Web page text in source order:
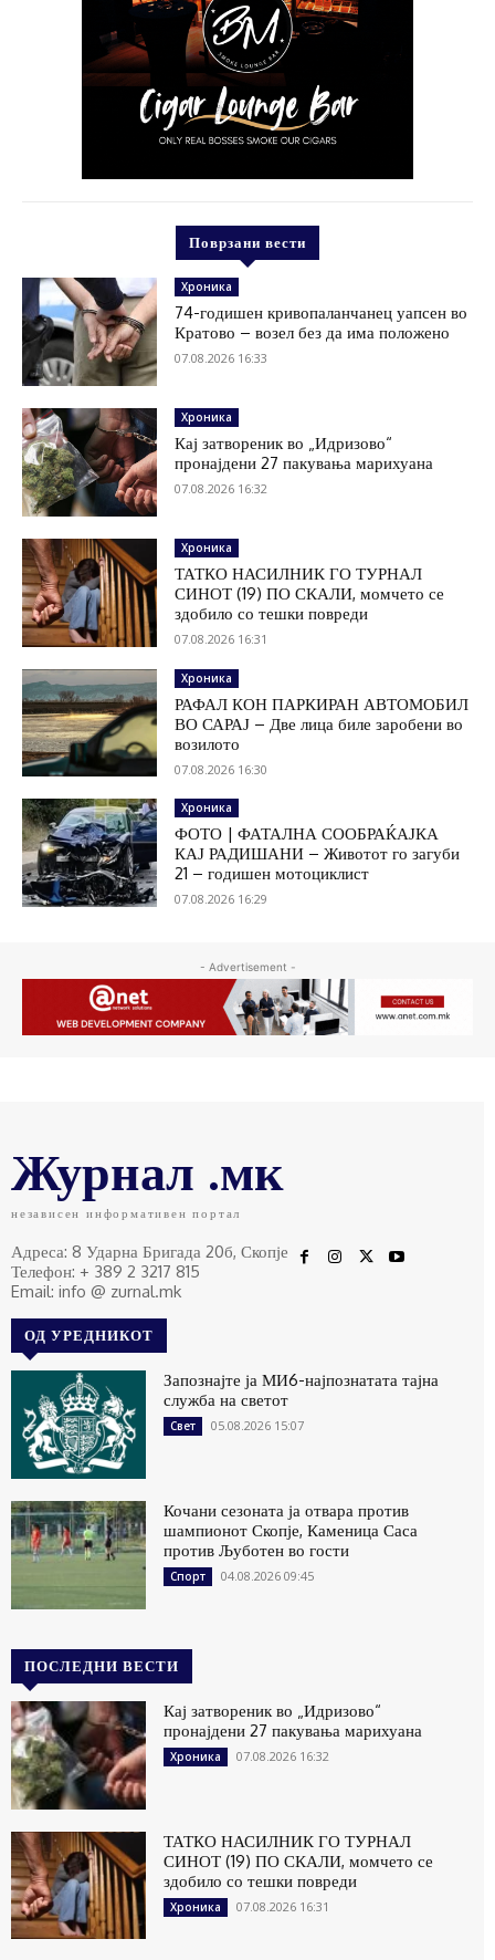
Поврзани вести
Хроника
74-годишен кривопаланчанец уапсен во
Кратово – возел без да има положено
07.08.2026 16:33
Хроника
Кај затвореник во „Идризово“
пронајдени 27 пакувања марихуана
07.08.2026 16:32
Хроника
ТАТКО НАСИЛНИК ГО ТУРНАЛ
СИНОТ (19) ПО СКАЛИ, момчето се
здобило со тешки повреди
07.08.2026 16:31
Хроника
РАФАЛ КОН ПАРКИРАН АВТОМОБИЛ
ВО САРАЈ – Две лица биле заробени во
возилото
07.08.2026 16:30
Хроника
ФОТО | ФАТАЛНА СООБРАЌАЈКА
КАЈ РАДИШАНИ – Животот го загуби
21 – годишен мотоциклист
07.08.2026 16:29
- Advertisement -
Журнал .мк
независен информативен портал
Адреса: 8 Ударна Бригада 20б, Скопје
Телефон: + 389 2 3217 815
Email: info @ zurnal.mk
ОД УРЕДНИКОТ
Запознајте ја МИ6-најпознатата тајна
служба на светот
Свет 05.08.2026 15:07
Кочани сезоната ја отвара против
шампионот Скопје, Каменица Саса
против Љуботен во гости
Спорт 04.08.2026 09:45
ПОСЛЕДНИ ВЕСТИ
Кај затвореник во „Идризово“
пронајдени 27 пакувања марихуана
Хроника 07.08.2026 16:32
ТАТКО НАСИЛНИК ГО ТУРНАЛ
СИНОТ (19) ПО СКАЛИ, момчето се
здобило со тешки повреди
Хроника 07.08.2026 16:31